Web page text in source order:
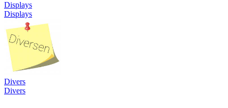
Displays
Displays
Divers
Divers